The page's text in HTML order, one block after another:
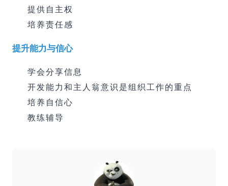
提供自主权
培养责任感
提升能力与信心
学会分享信息
开发能力和主人翁意识是组织工作的重点
培养自信心
教练辅导